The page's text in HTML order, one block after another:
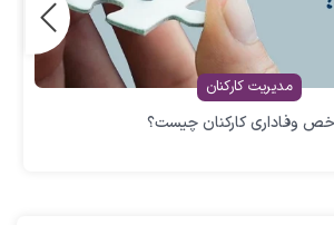
ارزش خود تلاش کنید؟ آیا
انتظار آمدن خوشبختی باشید یا
را انتخاب کنید؟
بهترین مشاوره منابع انسانی
مدیریت کارکنان
وفاداری کارکنان چیست؟